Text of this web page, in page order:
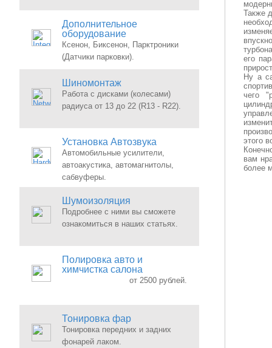
Дополнительное
оборудование
Ксенон, Биксенон, Парктроники
(Датчики парковки).
Шиномонтаж
Работа с дисками (колесами)
радиуса от 13 до 22 (R13 - R22).
Установка Автозвука
Автомобильные усилители,
автоакустика, автомагнитолы,
сабвуферы.
Шумоизоляция
Подробнее с ними вы сможете
ознакомиться в наших статьях.
Полировка авто и
химчистка салона
от 2500 рублей.
Тонировка фар
Тонировка передних и задних
фонарей лаком.
Также
его
Ну а
чего
этого
вам
более